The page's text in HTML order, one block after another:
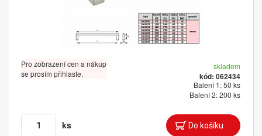
Pro zobrazení cen a nákup
se prosím přihlaste.
skladem
kód: 062434
Balení 1: 50 ks
Balení 2: 200 ks
ks